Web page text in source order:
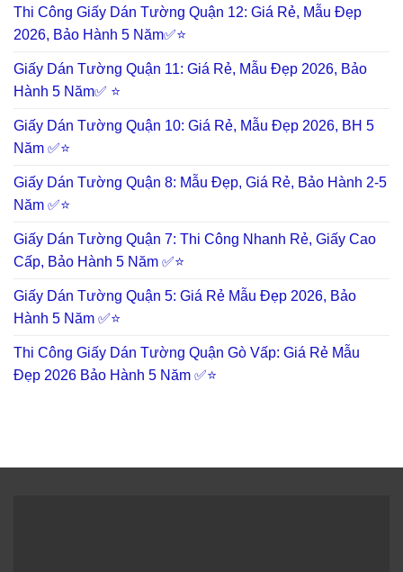
Thi Công Giấy Dán Tường Quận 12: Giá Rẻ, Mẫu Đẹp
2026, Bảo Hành 5 Năm✅⭐
Giấy Dán Tường Quận 11: Giá Rẻ, Mẫu Đẹp 2026, Bảo
Hành 5 Năm✅ ⭐
Giấy Dán Tường Quận 10: Giá Rẻ, Mẫu Đẹp 2026, BH 5
Năm ✅⭐
Giấy Dán Tường Quận 8: Mẫu Đẹp, Giá Rẻ, Bảo Hành 2-5
Năm ✅⭐
Giấy Dán Tường Quận 7: Thi Công Nhanh Rẻ, Giấy Cao
Cấp, Bảo Hành 5 Năm ✅⭐
Giấy Dán Tường Quận 5: Giá Rẻ Mẫu Đẹp 2026, Bảo
Hành 5 Năm ✅⭐
Thi Công Giấy Dán Tường Quận Gò Vấp: Giá Rẻ Mẫu
Đẹp 2026 Bảo Hành 5 Năm ✅⭐